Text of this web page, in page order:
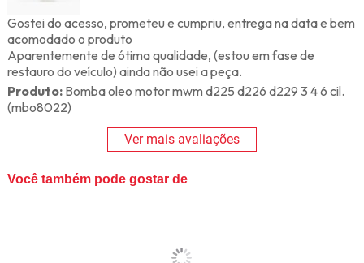
Gostei do acesso, prometeu e cumpriu, entrega na data e bem
acomodado o produto
Aparentemente de ótima qualidade, (estou em fase de
restauro do veículo) ainda não usei a peça.
Produto:Bomba oleo motor mwm d225 d226 d229 3 4 6 cil.
(mbo8022)
Ver mais avaliações
Você também pode gostar de